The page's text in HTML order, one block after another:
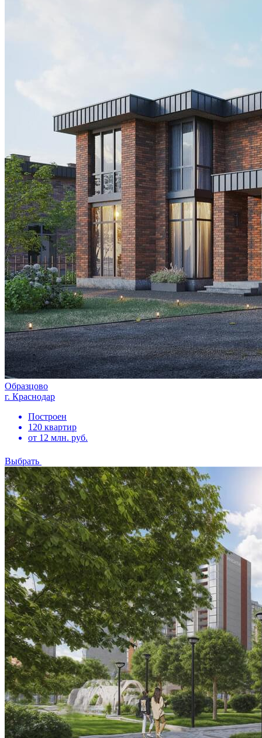
Образцово
г. Краснодар
Построен
120 квартир
от 12 млн. руб.
Выбрать